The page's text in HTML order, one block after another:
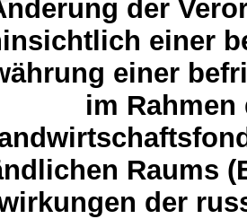
der
einer
einer
im
Raums
der